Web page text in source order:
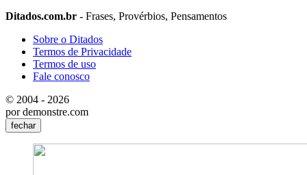
Ditados.com.br - Frases, Provérbios, Pensamentos
Sobre o Ditados
Termos de Privacidade
Termos de uso
Fale conosco
© 2004 - 2026
por demonstre.com
fechar